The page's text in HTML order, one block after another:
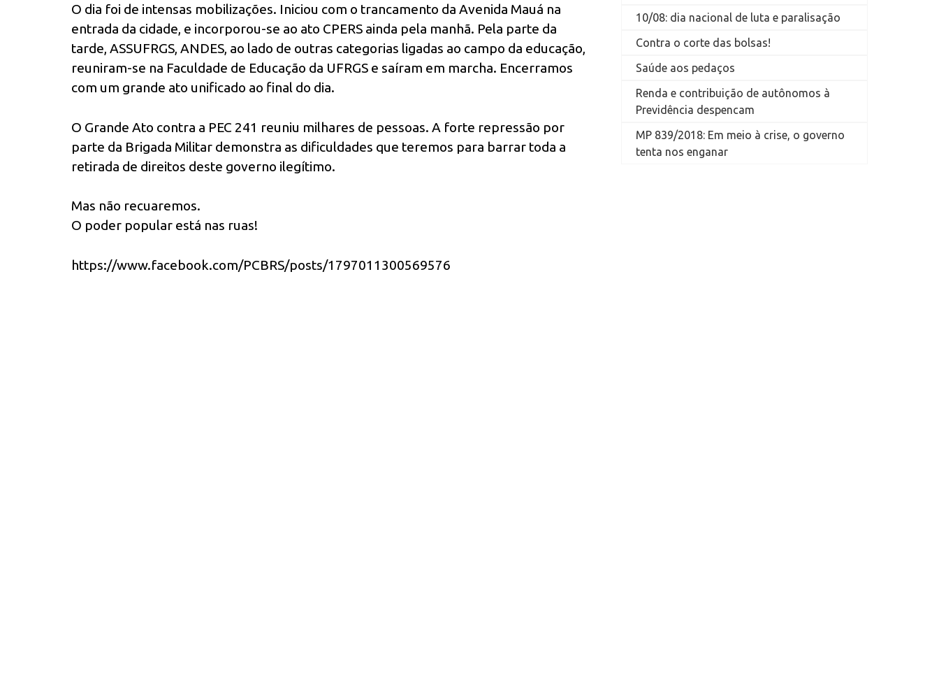
O dia foi de intensas mobilizações. Iniciou com o trancamento da Avenida Mauá na
entrada da cidade, e incorporou-se ao ato CPERS ainda pela manhã. Pela parte da
tarde, ASSUFRGS, ANDES, ao lado de outras categorias ligadas ao campo da educação,
reuniram-se na Faculdade de Educação da UFRGS e saíram em marcha. Encerramos
com um grande ato unificado ao final do dia.
O Grande Ato contra a PEC 241 reuniu milhares de pessoas. A forte repressão por
parte da Brigada Militar demonstra as dificuldades que teremos para barrar toda a
retirada de direitos deste governo ilegítimo.
Mas não recuaremos.
O poder popular está nas ruas!
https://www.facebook.com/PCBRS/posts/1 797011300569576
10/08: dia nacional de luta e paralisação
Contra o corte das bolsas!
Saúde aos pedaços
Renda e contribuição de autônomos à
Previdência despencam
MP 839/2018: Em meio à crise, o governo
tenta nos enganar